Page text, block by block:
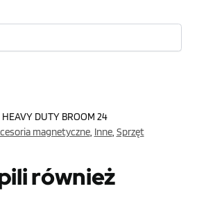
HEAVY DUTY BROOM 24
magnetyczne, Inne, Sprzęt
również